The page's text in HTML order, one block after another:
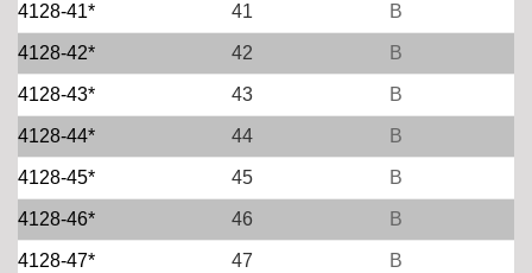
4128-41* 41 B
4128-42* 42 B
4128-43* 43 B
4128-44* 44 B
4128-45* 45 B
4128-46* 46 B
4128-47* 47 B